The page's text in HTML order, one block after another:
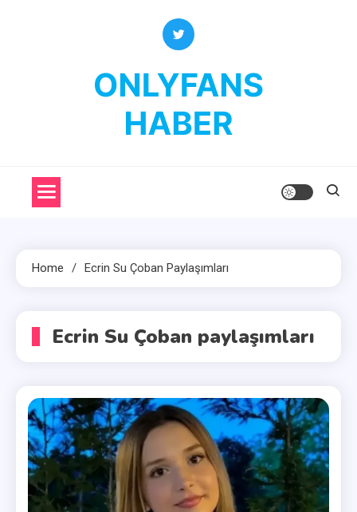
Home Ecrin Su Çoban Paylaşımları
Ecrin Su Çoban paylaşımları